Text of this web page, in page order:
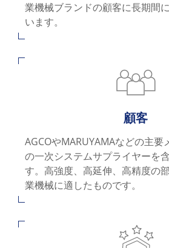
業機械ブランドの顧客に長期間
います。
顧客
AGCOやMARUYAMAなどの主要
の一次システムサプライヤーを
す。高強度、高延伸、高精度の
業機械に適したものです。